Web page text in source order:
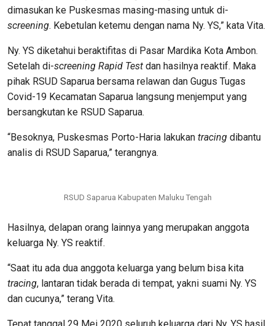
dimasukan ke Puskesmas masing-masing untuk di-
screening. Kebetulan ketemu dengan nama Ny. YS,” kata Vita.
Ny. YS diketahui beraktifitas di Pasar Mardika Kota Ambon.
Setelah di-screening Rapid Test dan hasilnya reaktif. Maka
pihak RSUD Saparua bersama relawan dan Gugus Tugas
Covid-19 Kecamatan Saparua langsung menjemput yang
bersangkutan ke RSUD Saparua.
“Besoknya, Puskesmas Porto-Haria lakukan tracing dibantu
analis di RSUD Saparua,” terangnya.
RSUD Saparua Kabupaten Maluku Tengah
Hasilnya, delapan orang lainnya yang merupakan anggota
keluarga Ny. YS reaktif.
“Saat itu ada dua anggota keluarga yang belum bisa kita
tracing, lantaran tidak berada di tempat, yakni suami Ny. YS
dan cucunya,” terang Vita.